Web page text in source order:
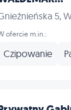
5,
ofercie m.in.:
Czipowanie